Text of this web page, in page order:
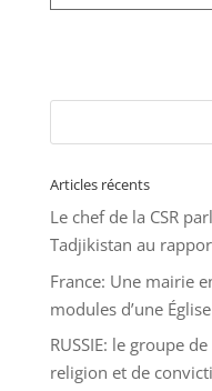
Articles récents
Le chef de la CSR
Tadjikistan au
France: Une mairie
modules d’une
RUSSIE: le groupe
religion et de